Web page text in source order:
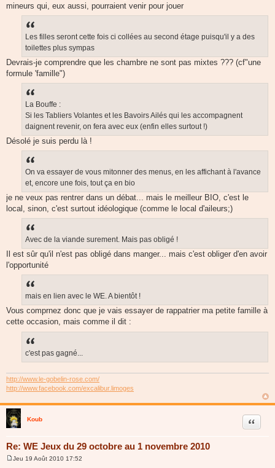
mineurs qui, eux aussi, pourraient venir pour jouer
Les filles seront cette fois ci collées au second étage puisqu'il y a des
toilettes plus sympas
Devrais-je comprendre que les chambre ne sont pas mixtes ??? (cf"une
formule 'famille")
La Bouffe :
Si les Tabliers Volantes et les Bavoirs Ailés qui les accompagnent
daignent revenir, on fera avec eux (enfin elles surtout !)
Désolé je suis perdu là !
On va essayer de vous mitonner des menus, en les affichant à l'avance
et, encore une fois, tout ça en bio
je ne veux pas rentrer dans un débat... mais le meilleur BIO, c'est le
local, sinon, c'est surtout idéologique (comme le local d'aileurs;)
Avec de la viande surement. Mais pas obligé !
Il est sûr qu'il n'est pas obligé dans manger... mais c'est obliger d'en avoir
l'opportunité
mais en lien avec le WE. A bientôt !
Vous comprnez donc que je vais essayer de rappatrier ma petite famille à
cette occasion, mais comme il dit :
c'est pas gagné...
http://www.le-gobelin-rose.com/
http://www.facebook.com/excalibur.limoges
Koub
Re: WE Jeux du 29 octobre au 1 novembre 2010
Citer
Jeu 19 Août 2010 17:52